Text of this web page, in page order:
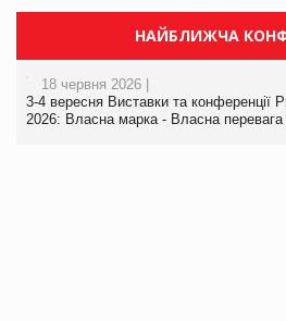
НАЙБЛИЖЧА
18 червня 2026 |
3-4 вересня Виставки та конференції
2026: Власна марка - Власна перевага